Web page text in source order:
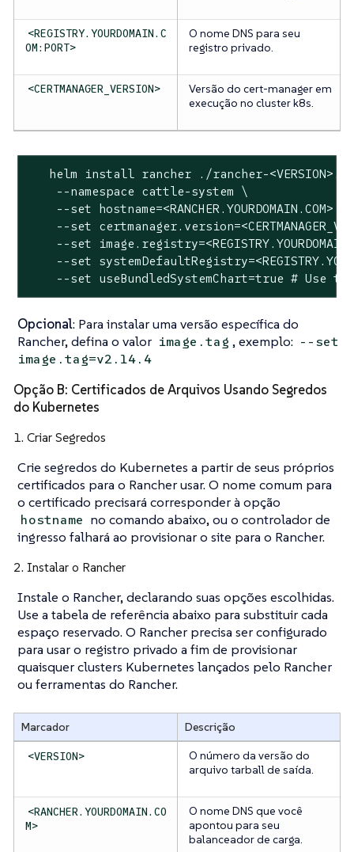
<REGISTRY.YOURDOMAIN.C
OM:PORT>
O nome DNS para seu
registro privado.
<CERTMANAGER_VERSION>
Versão do cert-manager em
execução no cluster k8s.
helm install rancher ./rancher-
    --namespace cattle-system \
    --set hostname=<RANCHER.YOURDOMAIN.COM> \
--set
--set
--set
--set useBundledSystemChart=true # Use
Opcional: Para instalar uma versão específica do
Rancher, defina o valor image.tag , exemplo: --set
image.tag=v2.14.4
Opção B: Certificados de Arquivos Usando Segredos
do Kubernetes
1. Criar Segredos
Crie segredos do Kubernetes a partir de seus próprios
certificados para o Rancher usar. O nome comum para
o certificado precisará corresponder à opção
hostname no comando abaixo, ou o controlador de
ingresso falhará ao provisionar o site para o Rancher.
2. Instalar o Rancher
Instale o Rancher, declarando suas opções escolhidas.
Use a tabela de referência abaixo para substituir cada
espaço reservado. O Rancher precisa ser configurado
para usar o registro privado a fim de provisionar
quaisquer clusters Kubernetes lançados pelo Rancher
ou ferramentas do Rancher.
Marcador Descrição
<VERSION>
O número da versão do
arquivo tarball de saída.
<RANCHER.YOURDOMAIN.CO
M>
O nome DNS que você
apontou para seu
balanceador de carga.